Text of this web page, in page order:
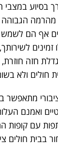
בסיוע במצבי
הגבוהה
אף הם
זמינים
חזה חוזרת,
חולים ולא
מתאפשר
ואמנם
עם קופות
בבית חולים